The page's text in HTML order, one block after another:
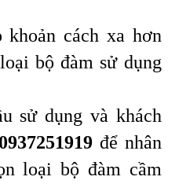
khoản cách xa hơn
bộ đàm sử dụng
sử dụng và khách
0937251919để nhân
loại bộ đàm cầm